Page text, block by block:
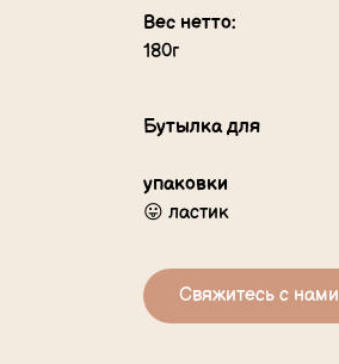
Вес нетто:
180г
Бутылка для
упаковки
😛 ластик
Свяжитесь с нами